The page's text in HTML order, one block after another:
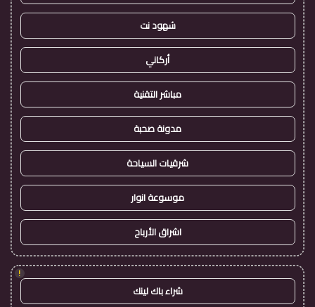
شهود نت
أركاني
مباشر التقنية
مدونة صحبة
شرقيات السياحة
موسوعة انوار
اشراق الأرباح
!
شراء باك لينك